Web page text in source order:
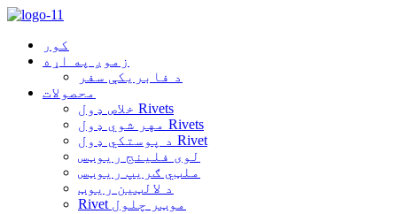
کور
زموږ په اړه
د فابریکې سفر
محصولات
خلاص ډول Rivets
مهر شوي ډول Rivets
د پوستکي ډول Rivet
لوی فلینج ریوټس
ملټي ګریپ ریوټس
د لالټین ریوټ
Rivet موټر چلول